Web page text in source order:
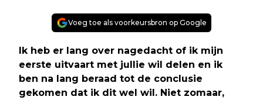
Voeg toe als voorkeursbron op Google
Ik heb er lang over nagedacht of ik mijn
eerste uitvaart met jullie wil delen en ik
ben na lang beraad tot de conclusie
gekomen dat ik dit wel wil. Niet zomaar,